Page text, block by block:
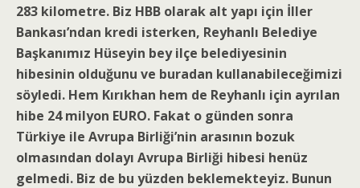
283 kilometre. Biz HBB olarak alt yapı için İller
Bankası’ndan kredi isterken, Reyhanlı Belediye
Başkanımız Hüseyin bey ilçe belediyesinin
hibesinin olduğunu ve buradan kullanabileceğimizi
söyledi. Hem Kırıkhan hem de Reyhanlı için ayrılan
hibe 24 milyon EURO. Fakat o günden sonra
Türkiye ile Avrupa Birliği’nin arasının bozuk
olmasından dolayı Avrupa Birliği hibesi henüz
gelmedi. Biz de bu yüzden beklemekteyiz. Bunun